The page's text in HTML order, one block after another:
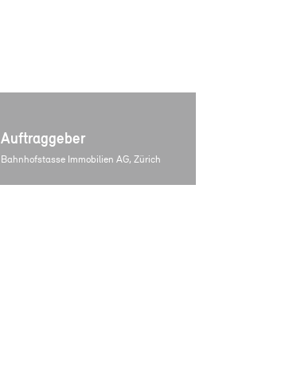
Auftraggeber
Bahnhofstasse Immobilien AG, Zürich